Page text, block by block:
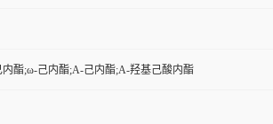
内酯;ω-己内酯;Α-己内酯;Α-羟基己酸内酯